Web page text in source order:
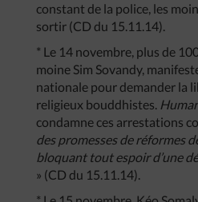
constant de la police, les
sortir (CD du 15.11.14).
* Le 14 novembre, plus de
moine Sim Sovandy,
nationale pour demander la
religieux bouddhistes.
condamne ces arrestations
des promesses de réformes
bloquant tout espoir d’une
» (CD du 15.11.14).